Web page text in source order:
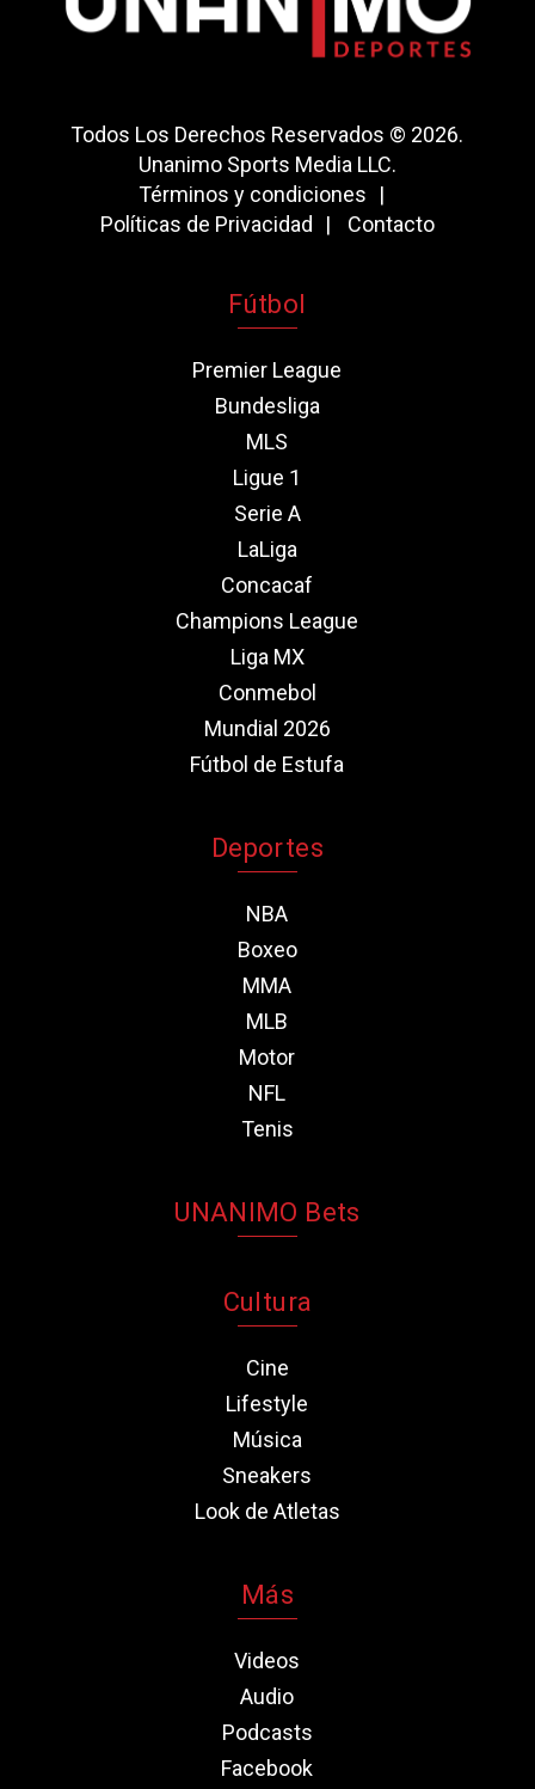
Todos Los Derechos Reservados © 2026.
Unanimo Sports Media LLC.
Términos y condiciones
Políticas de Privacidad
Contacto
Fútbol
Premier League
Bundesliga
MLS
Ligue 1
Serie A
LaLiga
Concacaf
Champions League
Liga MX
Conmebol
Mundial 2026
Fútbol de Estufa
Deportes
NBA
Boxeo
MMA
MLB
Motor
NFL
Tenis
UNANIMO Bets
Cultura
Cine
Lifestyle
Música
Sneakers
Look de Atletas
Más
Videos
Audio
Podcasts
Facebook